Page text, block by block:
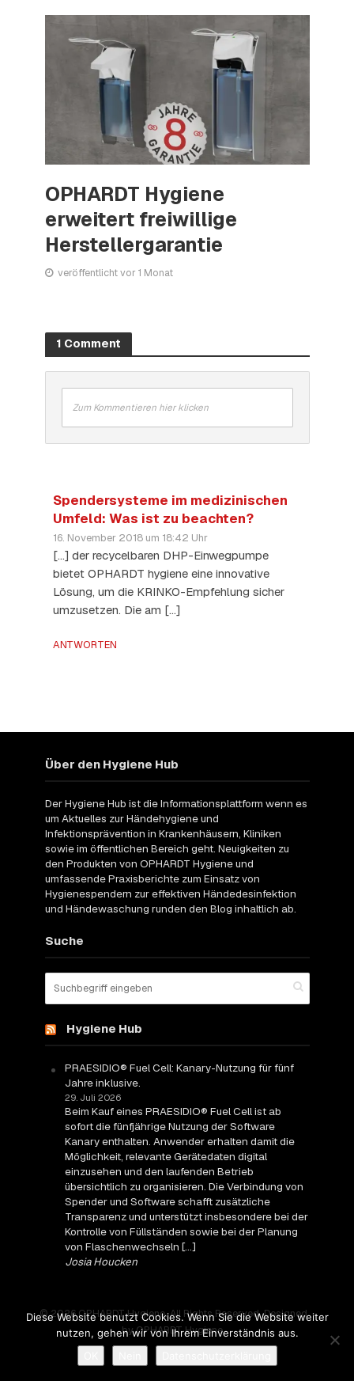
OPHARDT Hygiene
erweitert freiwillige
Herstellergarantie
veröffentlicht vor 1 Monat
1 Comment
Zum Kommentieren hier klicken
Spendersysteme im medizinischen
Umfeld: Was ist zu beachten?
16. November 2018 um 18:42 Uhr
[…] der recycelbaren DHP-Einwegpumpe
bietet OPHARDT hygiene eine innovative
Lösung, um die KRINKO-Empfehlung sicher
umzusetzen. Die am […]
ANTWORTEN
Über den Hygiene Hub
Der Hygiene Hub ist die Informationsplattform wenn es
um Aktuelles zur Händehygiene und
Infektionsprävention in Krankenhäusern, Kliniken
sowie im öffentlichen Bereich geht. Neuigkeiten zu
den Produkten von OPHARDT Hygiene und
umfassende Praxisberichte zum Einsatz von
Hygienespendern zur effektiven Händedesinfektion
und Händewaschung runden den Blog inhaltlich ab.
Suche
Hygiene Hub
PRAESIDIO® Fuel Cell: Kanary-Nutzung für fünf
Jahre inklusive.
29. Juli 2026
Beim Kauf eines PRAESIDIO® Fuel Cell ist ab
sofort die fünfjährige Nutzung der Software
Kanary enthalten. Anwender erhalten damit die
Möglichkeit, relevante Gerätedaten digital
einzusehen und den laufenden Betrieb
übersichtlich zu organisieren. Die Verbindung von
Spender und Software schafft zusätzliche
Transparenz und unterstützt insbesondere bei der
Kontrolle von Füllständen sowie bei der Planung
von Flaschenwechseln […]
Josia Houcken
© 2026 OPHARDT Hygiene. All Rights Reserved. Designed
by OPHARDT Hygiene.
Diese Website benutzt Cookies. Wenn Sie die Website weiter
nutzen, gehen wir von Ihrem Einverständnis aus.